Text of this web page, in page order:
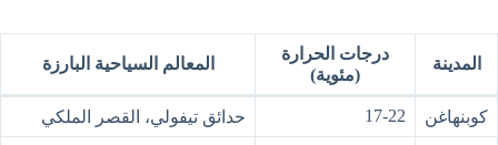
المدينة
درجات الحرارة
(مئوية)
المعالم السياحية البارزة
كوبنهاغن 17-22 حدائق تيفولي، القصر الملكي